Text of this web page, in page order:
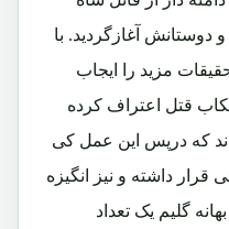
دوستانش آغازگردید. با
مزید را ایجاب
قتل اعتراف کرده
که درپس این عمل کی
داشته و نیز انگیزه
گلیم یک تعداد